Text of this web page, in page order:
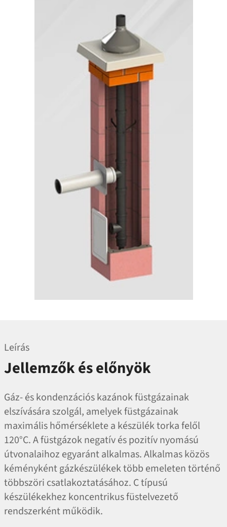
Leírás
Jellemzők és előnyök
Gáz- és kondenzációs kazánok füstgázainak
elszívására szolgál, amelyek füstgázainak
maximális hőmérséklete a készülék torka felől
120°C. A füstgázok negatív és pozitív nyomású
útvonalaihoz egyaránt alkalmas. Alkalmas közös
kéményként gázkészülékek több emeleten történő
többszöri csatlakoztatásához. C típusú
készülékekhez koncentrikus füstelvezető
rendszerként működik.